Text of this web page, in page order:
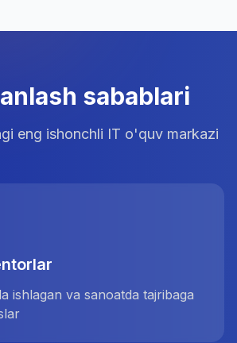
sabablari
eng ishonchli IT o'quv markazi
ishlagan va sanoatda tajribaga